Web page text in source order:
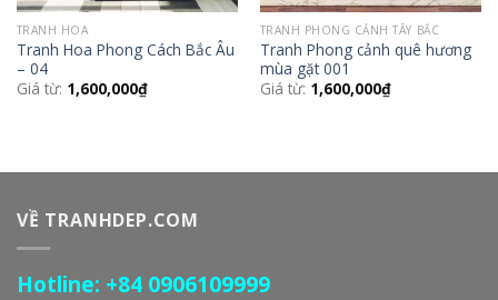
TRANH HOA
Tranh Hoa Phong Cách Bắc Âu
– 04
Giá từ: 1,600,000₫
TRANH PHONG CẢNH TÂY BẮC
Tranh Phong cảnh quê hương
mùa gặt 001
Giá từ: 1,600,000₫
VỀ TRANHDEP.COM
Hotline: +84 0906109999